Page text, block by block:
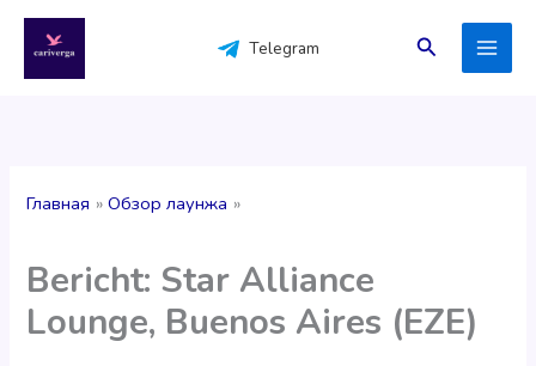
содержимому
Telegram Поиск
Главная Обзор лаунжа
Bericht: Star Alliance
Lounge, Buenos Aires (EZE)